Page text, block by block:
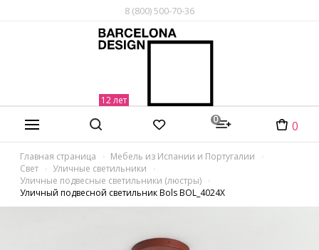
8 (800) 500-70-36
0 0
Главная страница
Мебель из Испании и Португалии
Свет
Уличные светильники
Уличные подвесные светильники (люстры)
Уличный подвесной светильник Bols BOL_4024X